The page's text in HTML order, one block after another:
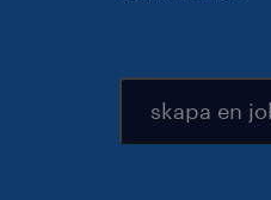
skapa en